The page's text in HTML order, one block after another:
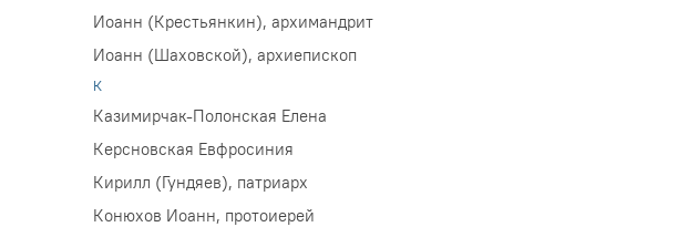
Иоанн (Крестьянкин), архимандрит
Иоанн (Шаховской), архиепископ
К
Казимирчак-Полонская Елена
Керсновская Евфросиния
Кирилл (Гундяев), патриарх
Конюхов Иоанн, протоиерей